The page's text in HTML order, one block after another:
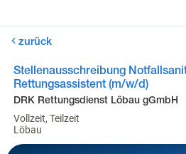
zurück
Stellenausschreibung
Rettungsassistent (m/w/d)
DRK Rettungsdienst Löbau gGmbH
Vollzeit, Teilzeit
Löbau